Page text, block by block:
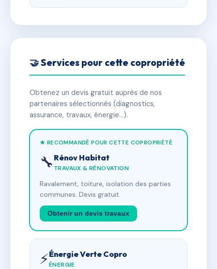
🤝 Services pour cette copropriété
Obtenez un devis gratuit auprès de nos
partenaires sélectionnés (diagnostics,
assurance, travaux, énergie…).
★ RECOMMANDÉ POUR CETTE COPROPRIÉTÉ
🔧 Rénov Habitat
TRAVAUX & RÉNOVATION
Ravalement, toiture, isolation des parties
communes. Devis gratuit.
Obtenir un devis travaux
⚡Énergie Verte Copro
ÉNERGIE